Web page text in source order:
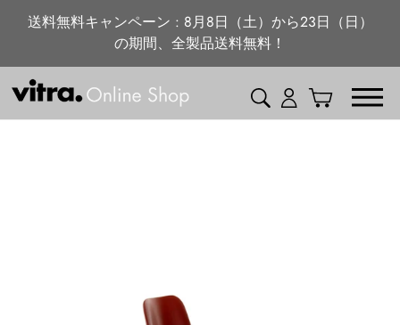
ン
送料無料キャンペーン : 8月8日（土）から23日（日）
の期間、全製品送料無料！
検索 ログインカート